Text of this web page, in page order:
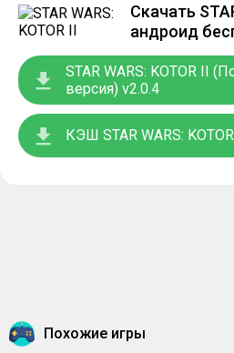
Скачать
андроид
STAR WARS: KOTOR II
версия) v2.0.4
КЭШ STAR WARS:
Похожие игры